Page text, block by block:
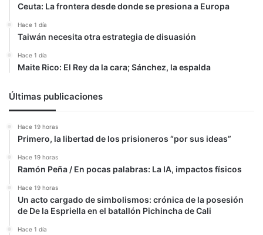
Ceuta: La frontera desde donde se presiona a Europa
Hace 1 día
Taiwán necesita otra estrategia de disuasión
Hace 1 día
Maite Rico: El Rey da la cara; Sánchez, la espalda
Últimas publicaciones
Hace 19 horas
Primero, la libertad de los prisioneros “por sus ideas”
Hace 19 horas
Ramón Peña / En pocas palabras: La IA, impactos físicos
Hace 19 horas
Un acto cargado de simbolismos: crónica de la posesión
de De la Espriella en el batallón Pichincha de Cali
Hace 1 día